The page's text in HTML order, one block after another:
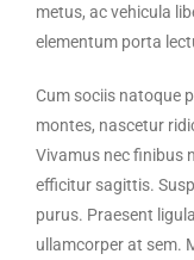
metus, ac vehicula
elementum porta
Cum sociis natoque
montes, nascetur
Vivamus nec finibus
efficitur sagittis.
purus. Praesent
ullamcorper at sem.